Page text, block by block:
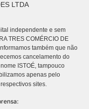
LTDA
independente e sem
TRES COMÉRCIO DE
também que não
cancelamento do
ISTOÉ, tampouco
apenas pelo
respectivos sites.